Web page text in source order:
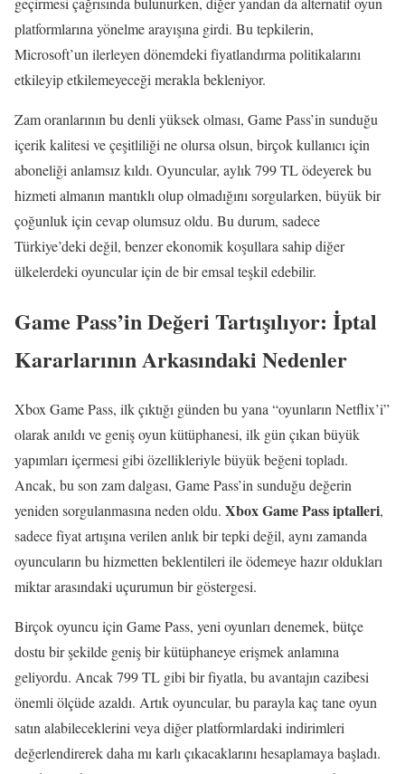
platformlarına yönelme arayışına girdi. Bu tepkilerin,
Microsoft’un ilerleyen dönemdeki fiyatlandırma politikalarını
etkileyip etkilemeyeceği merakla bekleniyor.
Zam oranlarının bu denli yüksek olması, Game Pass’in sunduğu
içerik kalitesi ve çeşitliliği ne olursa olsun, birçok kullanıcı için
aboneliği anlamsız kıldı. Oyuncular, aylık 799 TL ödeyerek bu
hizmeti almanın mantıklı olup olmadığını sorgularken, büyük bir
çoğunluk için cevap olumsuz oldu. Bu durum, sadece
Türkiye’deki değil, benzer ekonomik koşullara sahip diğer
ülkelerdeki oyuncular için de bir emsal teşkil edebilir.
Game Pass’in Değeri Tartışılıyor: İptal
Kararlarının Arkasındaki Nedenler
Xbox Game Pass, ilk çıktığı günden bu yana “oyunların Netflix’i”
olarak anıldı ve geniş oyun kütüphanesi, ilk gün çıkan büyük
yapımları içermesi gibi özellikleriyle büyük beğeni topladı.
Ancak, bu son zam dalgası, Game Pass’in sunduğu değerin
yeniden sorgulanmasına neden oldu. Xbox Game Pass iptalleri,
sadece fiyat artışına verilen anlık bir tepki değil, aynı zamanda
oyuncuların bu hizmetten beklentileri ile ödemeye hazır oldukları
miktar arasındaki uçurumun bir göstergesi.
Birçok oyuncu için Game Pass, yeni oyunları denemek, bütçe
dostu bir şekilde geniş bir kütüphaneye erişmek anlamına
geliyordu. Ancak 799 TL gibi bir fiyatla, bu avantajın cazibesi
önemli ölçüde azaldı. Artık oyuncular, bu parayla kaç tane oyun
satın alabileceklerini veya diğer platformlardaki indirimleri
değerlendirerek daha mı karlı çıkacaklarını hesaplamaya başladı.